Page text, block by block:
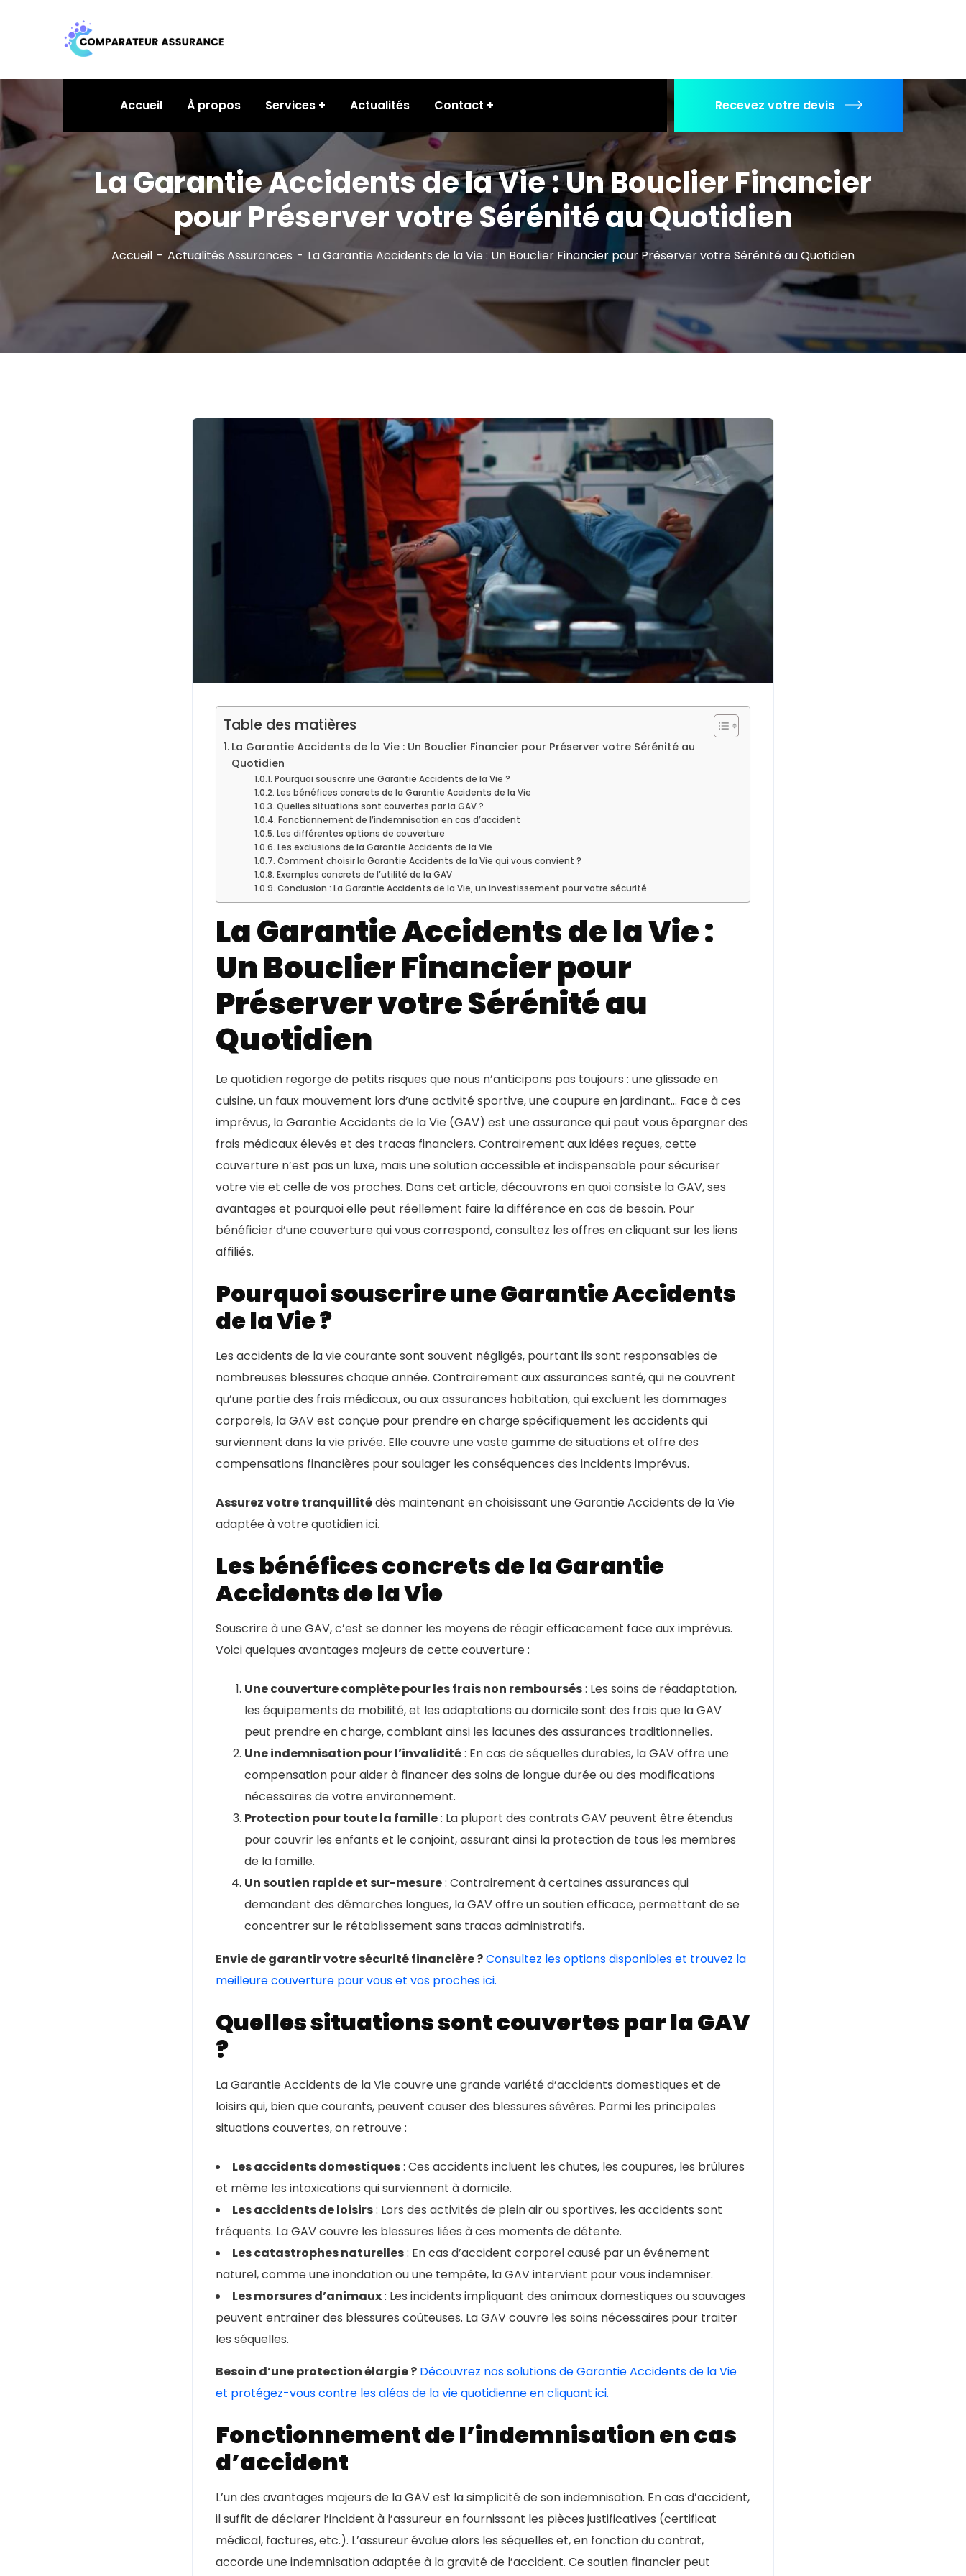
Accueil À propos Services Actualités Contact Recevez votre devis
La Garantie Accidents de la Vie : Un Bouclier Financier
pour Préserver votre Sérénité au Quotidien
Accueil Actualités Assurances La Garantie Accidents de la Vie : Un Bouclier Financier pour Préserver votre Sérénité au Quotidien
Table des matières
La Garantie Accidents de la Vie : Un Bouclier Financier pour Préserver votre Sérénité au
Quotidien
Pourquoi souscrire une Garantie Accidents de la Vie ?
Les bénéfices concrets de la Garantie Accidents de la Vie
Quelles situations sont couvertes par la GAV ?
Fonctionnement de l’indemnisation en cas d’accident
Les différentes options de couverture
Les exclusions de la Garantie Accidents de la Vie
Comment choisir la Garantie Accidents de la Vie qui vous convient ?
Exemples concrets de l’utilité de la GAV
Conclusion : La Garantie Accidents de la Vie, un investissement pour votre sécurité
La Garantie Accidents de la Vie :
Un Bouclier Financier pour
Préserver votre Sérénité au
Quotidien
Le quotidien regorge de petits risques que nous n’anticipons pas toujours : une glissade en
cuisine, un faux mouvement lors d’une activité sportive, une coupure en jardinant… Face à ces
imprévus, la Garantie Accidents de la Vie (GAV) est une assurance qui peut vous épargner des
frais médicaux élevés et des tracas financiers. Contrairement aux idées reçues, cette
couverture n’est pas un luxe, mais une solution accessible et indispensable pour sécuriser
votre vie et celle de vos proches. Dans cet article, découvrons en quoi consiste la GAV, ses
avantages et pourquoi elle peut réellement faire la différence en cas de besoin. Pour
bénéficier d’une couverture qui vous correspond, consultez les offres en cliquant sur les liens
affiliés.
Pourquoi souscrire une Garantie Accidents
de la Vie ?
Les accidents de la vie courante sont souvent négligés, pourtant ils sont responsables de
nombreuses blessures chaque année. Contrairement aux assurances santé, qui ne couvrent
qu’une partie des frais médicaux, ou aux assurances habitation, qui excluent les dommages
corporels, la GAV est conçue pour prendre en charge spécifiquement les accidents qui
surviennent dans la vie privée. Elle couvre une vaste gamme de situations et offre des
compensations financières pour soulager les conséquences des incidents imprévus.
Assurez votre tranquillitédès maintenant en choisissant une Garantie Accidents de la Vie
adaptée à votre quotidien ici.
Les bénéfices concrets de la Garantie
Accidents de la Vie
Souscrire à une GAV, c’est se donner les moyens de réagir efficacement face aux imprévus.
Voici quelques avantages majeurs de cette couverture :
Une couverture complète pour les frais non remboursés: Les soins de réadaptation,
les équipements de mobilité, et les adaptations au domicile sont des frais que la GAV
peut prendre en charge, comblant ainsi les lacunes des assurances traditionnelles.
Une indemnisation pour l’invalidité: En cas de séquelles durables, la GAV offre une
compensation pour aider à financer des soins de longue durée ou des modifications
nécessaires de votre environnement.
Protection pour toute la famille: La plupart des contrats GAV peuvent être étendus
pour couvrir les enfants et le conjoint, assurant ainsi la protection de tous les membres
de la famille.
Un soutien rapide et sur-mesure: Contrairement à certaines assurances qui
demandent des démarches longues, la GAV offre un soutien efficace, permettant de se
concentrer sur le rétablissement sans tracas administratifs.
Envie de garantir votre sécurité financière ?Consultez les options disponibles et trouvez la
meilleure couverture pour vous et vos proches ici.
Quelles situations sont couvertes par la GAV
?
La Garantie Accidents de la Vie couvre une grande variété d’accidents domestiques et de
loisirs qui, bien que courants, peuvent causer des blessures sévères. Parmi les principales
situations couvertes, on retrouve :
Les accidents domestiques: Ces accidents incluent les chutes, les coupures, les brûlures
et même les intoxications qui surviennent à domicile.
Les accidents de loisirs: Lors des activités de plein air ou sportives, les accidents sont
fréquents. La GAV couvre les blessures liées à ces moments de détente.
Les catastrophes naturelles: En cas d’accident corporel causé par un événement
naturel, comme une inondation ou une tempête, la GAV intervient pour vous indemniser.
Les morsures d’animaux: Les incidents impliquant des animaux domestiques ou sauvages
peuvent entraîner des blessures coûteuses. La GAV couvre les soins nécessaires pour traiter
les séquelles.
Besoin d’une protection élargie ? Découvrez nos solutions de Garantie Accidents de la Vie
et protégez-vous contre les aléas de la vie quotidienne en cliquant ici.
Fonctionnement de l’indemnisation en cas
d’accident
L’un des avantages majeurs de la GAV est la simplicité de son indemnisation. En cas d’accident,
il suffit de déclarer l’incident à l’assureur en fournissant les pièces justificatives (certificat
médical, factures, etc.). L’assureur évalue alors les séquelles et, en fonction du contrat,
accorde une indemnisation adaptée à la gravité de l’accident. Ce soutien financier peut